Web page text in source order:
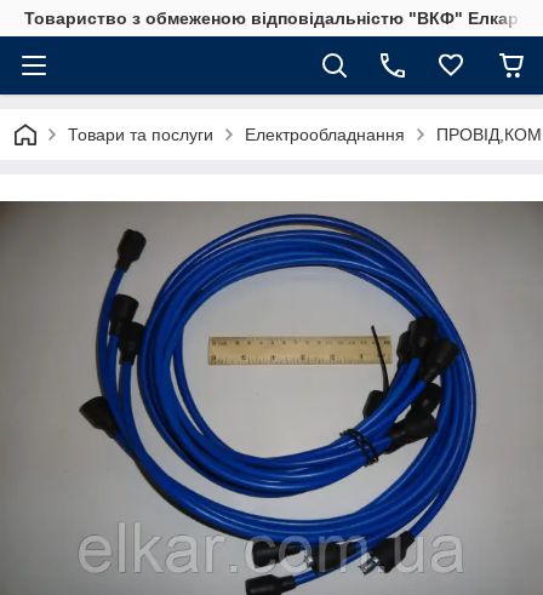
Товариство з обмеженою відповідальністю "ВКФ" Елкар"
Товари та послуги Електрообладнання